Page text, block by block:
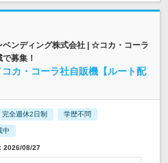
ベンディング株式会社 | ☆コカ・コーラ
募集！
カ・コーラ社自販機【ルート配
完全週休2日制 学歴不問
中
2026/08/27